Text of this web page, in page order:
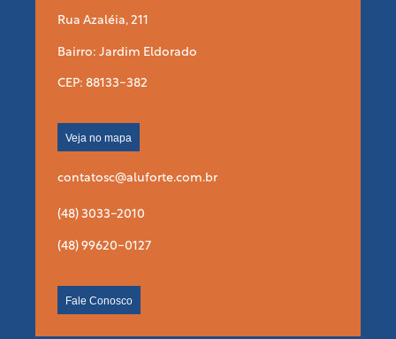
Rua Azaléia, 211
Bairro: Jardim Eldorado
CEP: 88133-382
Veja no mapa
contatosc@aluforte.com.br
(48) 3033-2010
(48) 99620-0127
Fale Conosco